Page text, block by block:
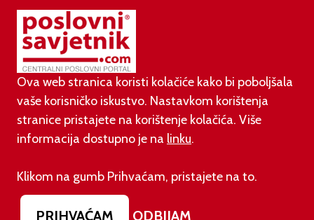
Kineski BYD predstavio luksuznu limuzinu veću od
Mercedesove S-klase, obećava domet do 1.000
kilometara
Footer menu
O nama Impressum Uvjeti korištenja
Ova web stranica koristi kolačiće kako bi poboljšala
vaše korisničko iskustvo. Nastavkom korištenja
stranice pristajete na korištenje kolačića. Više
informacija dostupno je na linku.
Klikom na gumb Prihvaćam, pristajete na to.
PRIHVAĆAM ODBIJAM